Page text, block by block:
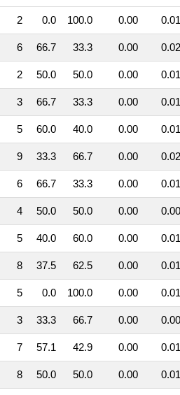
2 0.0 100.0 0.00 0.01
6 66.7 33.3 0.00 0.02
2 50.0 50.0 0.00 0.01
3 66.7 33.3 0.00 0.01
5 60.0 40.0 0.00 0.01
9 33.3 66.7 0.00 0.02
6 66.7 33.3 0.00 0.01
4 50.0 50.0 0.00 0.00
5 40.0 60.0 0.00 0.01
8 37.5 62.5 0.00 0.01
5 0.0 100.0 0.00 0.01
3 33.3 66.7 0.00 0.00
7 57.1 42.9 0.00 0.01
8 50.0 50.0 0.00 0.01